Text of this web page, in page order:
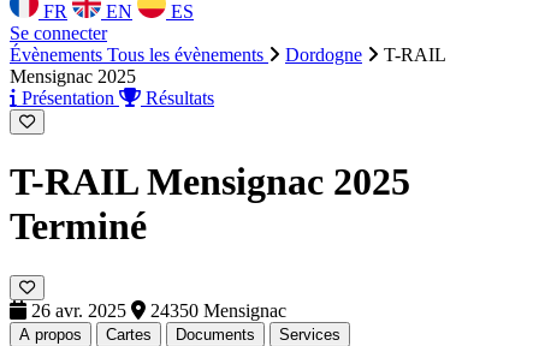
FR EN
ES
Se connecter
Évènements Tous les évènements Dordogne
T-RAIL
Mensignac 2025
Présentation
Résultats
T-RAIL Mensignac 2025
Terminé
26 avr. 2025 24350 Mensignac
A propos Cartes Documents
Services